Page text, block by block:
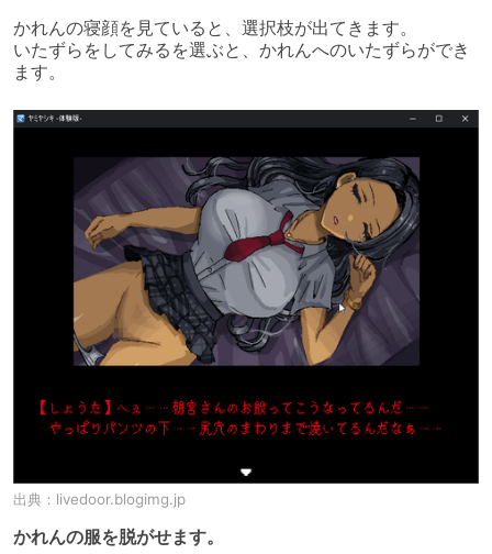
かれんの寝顔を見ていると、選択枝が出てきます。
いたずらをしてみるを選ぶと、かれんへのいたずらができ
ます。
出典： livedoor.blogimg.jp
かれんの服を脱がせます。